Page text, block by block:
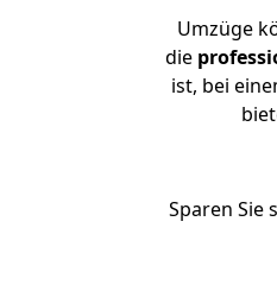
Umzüge
die
ist, bei
Sparen Sie